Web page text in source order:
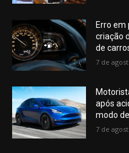
Erro em
criação
de
7 de
após
modo
7 de